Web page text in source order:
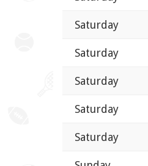
Saturday
Saturday
Saturday
Saturday
Saturday